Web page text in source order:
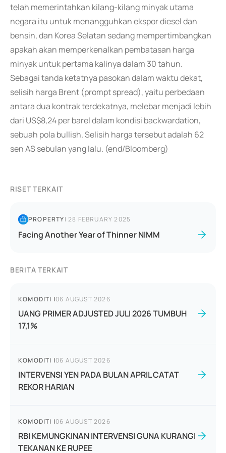
telah memerintahkan kilang-kilang minyak utama
negara itu untuk menangguhkan ekspor diesel dan
bensin, dan Korea Selatan sedang mempertimbangkan
apakah akan memperkenalkan pembatasan harga
minyak untuk pertama kalinya dalam 30 tahun.
Sebagai tanda ketatnya pasokan dalam waktu dekat,
selisih harga Brent (prompt spread), yaitu perbedaan
antara dua kontrak terdekatnya, melebar menjadi lebih
dari US$8,24 per barel dalam kondisi backwardation,
sebuah pola bullish. Selisih harga tersebut adalah 62
sen AS sebulan yang lalu. (end/Bloomberg)
RISET TERKAIT
PROPERTY|28 FEBRUARY 2025
Facing Another Year of Thinner NIMM
BERITA TERKAIT
KOMODITI |06 AUGUST 2026
UANG PRIMER ADJUSTED JULI 2026 TUMBUH
17,1%
KOMODITI |06 AUGUST 2026
INTERVENSI YEN PADA BULAN APRIL CATAT
REKOR HARIAN
KOMODITI |06 AUGUST 2026
RBI KEMUNGKINAN INTERVENSI GUNA KURANGI
TEKANAN KE RUPEE